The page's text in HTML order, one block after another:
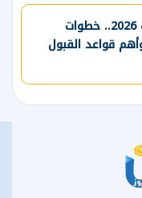
تنسيق الجامعات 2026.. خطوات
قواعد القبول